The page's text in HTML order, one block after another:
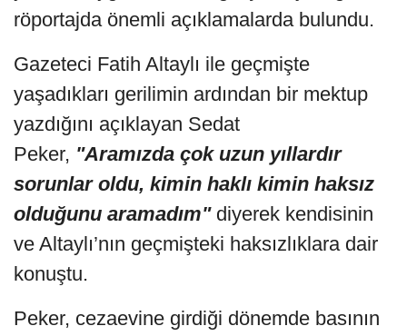
röportajda önemli açıklamalarda bulundu.
Gazeteci Fatih Altaylı ile geçmişte
yaşadıkları gerilimin ardından bir mektup
yazdığını açıklayan Sedat
Peker, "Aramızda çok uzun yıllardır
sorunlar oldu, kimin haklı kimin haksız
olduğunu aramadım"diyerek kendisinin
ve Altaylı’nın geçmişteki haksızlıklara dair
konuştu.
Peker, cezaevine girdiği dönemde basının